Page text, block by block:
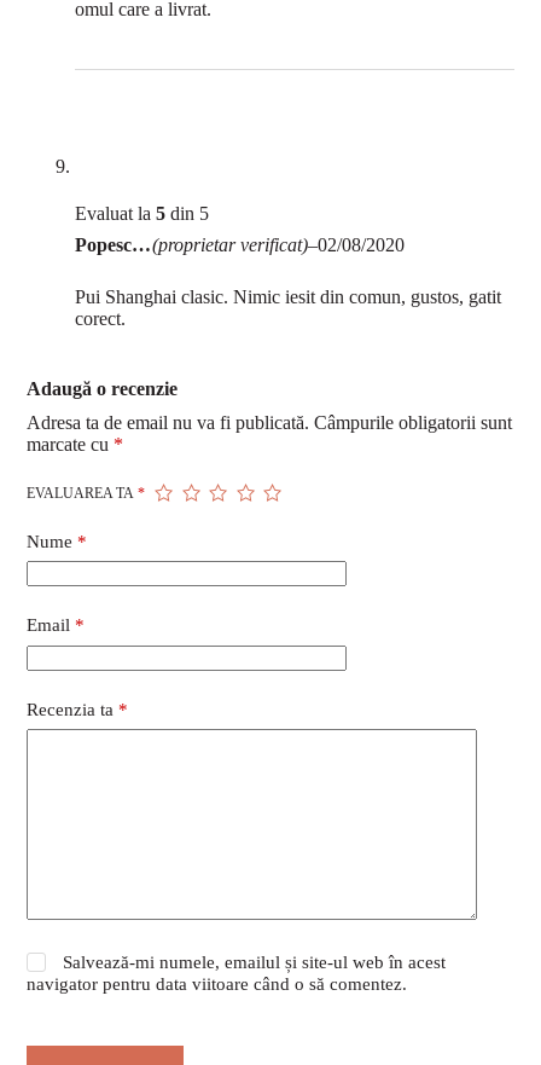
omul care a livrat.
Evaluat la5 din 5
Popescu Radu Iulian(proprietar verificat)–02/08/2020
Pui Shanghai clasic. Nimic iesit din comun, gustos, gatit
corect.
Adaugă o recenzie
Adresa ta de email nu va fi publicată. Câmpurile obligatorii sunt
marcate cu *
EVALUAREA TA*
Nume *
Email *
Recenzia ta *
Salvează-mi numele, emailul și site-ul web în acest
navigator pentru data viitoare când o să comentez.